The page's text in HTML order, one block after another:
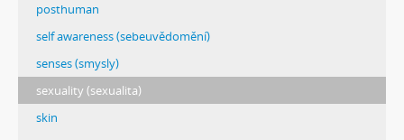
posthuman
self awareness (sebeuvědomění)
senses (smysly)
sexuality (sexualita)
skin